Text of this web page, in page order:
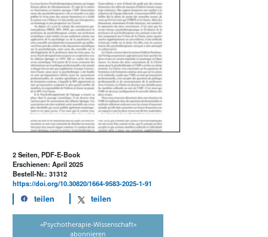
2 Seiten, PDF-E-Book
Erschienen: April 2025
Bestell-Nr.: 31312
https://doi.org/10.30820/1664-9583-2025-1-91
teilen teilen
»Psychotherapie-Wissenschaft«
abonnieren